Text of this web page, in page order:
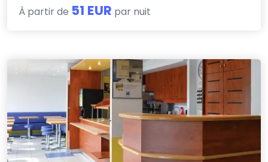
À partir de 51 EUR par nuit